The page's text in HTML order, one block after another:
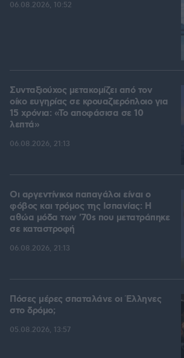
06.08.2026, 10:52
Συνταξιούχος μετακομίζει από τον
οίκο ευγηρίας σε κρουαζιερόπλοιο για
15 χρόνια: «Το αποφάσισα σε 10
λεπτά»
06.08.2026, 21:13
Οι αργεντίνικοι παπαγάλοι είναι ο
φόβος και τρόμος της Ισπανίας: Η
αθώα μόδα των '70s που μετατράπηκε
σε καταστροφή
06.08.2026, 21:13
Πόσες μέρες σπαταλάνε οι Έλληνες
στο δρόμο;
05.08.2026, 13:57